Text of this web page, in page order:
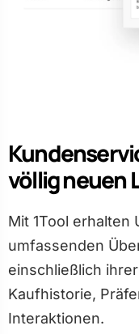
völlig neuen
Mit 1Tool erhalten
umfassenden
einschließlich
Kaufhistorie,
Interaktionen.